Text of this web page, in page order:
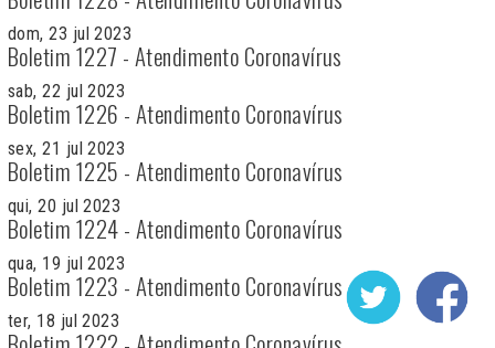
dom, 23 jul 2023
Boletim 1227 - Atendimento Coronavírus
sab, 22 jul 2023
Boletim 1226 - Atendimento Coronavírus
sex, 21 jul 2023
Boletim 1225 - Atendimento Coronavírus
qui, 20 jul 2023
Boletim 1224 - Atendimento Coronavírus
qua, 19 jul 2023
Boletim 1223 - Atendimento Coronavírus
ter, 18 jul 2023